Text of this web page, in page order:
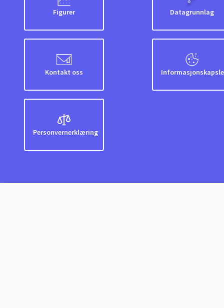
Figurer Datagrunnlag
Kontakt oss
Personvernerklæring